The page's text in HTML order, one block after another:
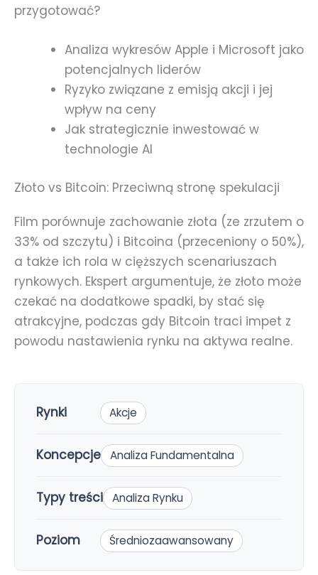
przygotować?
Analiza wykresów Apple i Microsoft jako
potencjalnych liderów
Ryzyko związane z emisją akcji i jej
wpływ na ceny
Jak strategicznie inwestować w
technologie AI
Złoto vs Bitcoin: Przeciwną stronę spekulacji
Film porównuje zachowanie złota (ze zrzutem o
33% od szczytu) i Bitcoina (przeceniony o 50%),
a także ich rola w cięższych scenariuszach
rynkowych. Ekspert argumentuje, że złoto może
czekać na dodatkowe spadki, by stać się
atrakcyjne, podczas gdy Bitcoin traci impet z
powodu nastawienia rynku na aktywa realne.
Rynki Akcje
Koncepcje Analiza Fundamentalna
Typy treści Analiza Rynku
Poziom Średniozaawansowany